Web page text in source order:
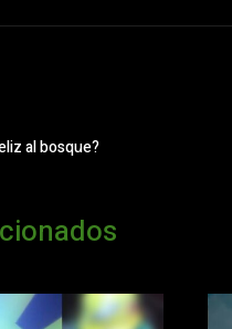
al bosque?